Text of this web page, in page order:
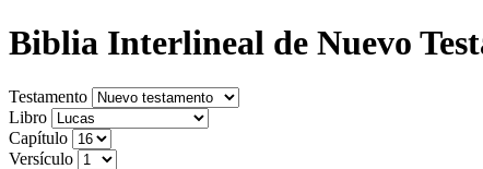
Biblia Interlineal de Nuevo
Testamento
Libro
Capítulo
Versículo